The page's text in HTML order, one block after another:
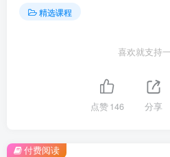
精选课程
喜欢就支持
点赞146 分享
付费阅读